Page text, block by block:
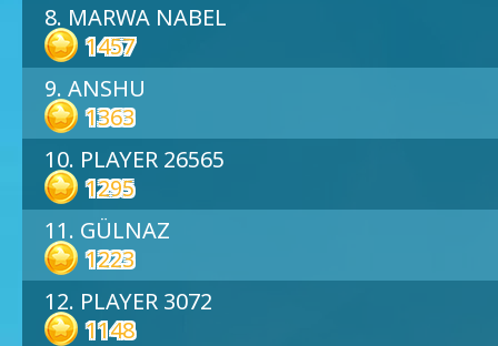
8. MARWA NABEL
1457
9. ANSHU
1363
10. PLAYER 26565
1295
11. GÜLNAZ
1223
12. PLAYER 3072
1148